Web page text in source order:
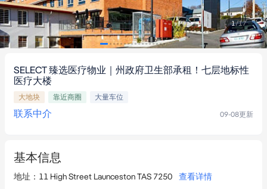
1/17
SELECT 臻选医疗物业｜州政府卫生部承租！七层地标性
医疗大楼
大地块 靠近商圈 大量车位
联系中介 09-08更新
基本信息
地址 ： 11 High Street Launceston TAS 7250
查看详情